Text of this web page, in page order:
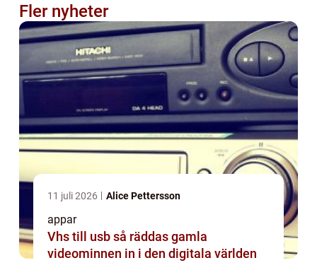
Fler nyheter
11 juli 2026 Alice Pettersson
appar
Vhs till usb så räddas gamla
videominnen in i den digitala världen